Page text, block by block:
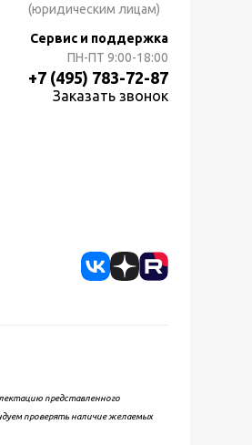
(юридическим лицам)
Сервис и поддержка
ПН-ПТ 9:00-18:00
+7 (495) 783-72-87
Заказать звонок
представленного
проверять наличие желаемых